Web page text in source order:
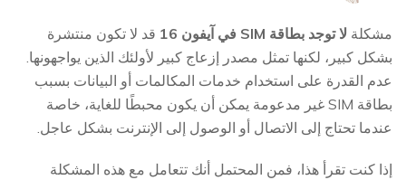
مشكلة لا توجد بطاقة SIM في آيفون 16
قد لا تكون منتشرة
بشكل كبير، لكنها تمثل مصدر إزعاج كبير لأولئك الذين يواجهونها.
عدم القدرة على استخدام خدمات المكالمات أو البيانات بسبب
بطاقة SIM غير مدعومة يمكن أن يكون محبطًا للغاية، خاصة
عندما تحتاج إلى الاتصال أو الوصول إلى الإنترنت بشكل عاجل.
إذا كنت تقرأ هذا، فمن المحتمل أنك تتعامل مع هذه المشكلة